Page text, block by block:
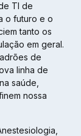
TI de
o futuro e o
tanto os
em geral.
de
linha de
saúde,
nossa